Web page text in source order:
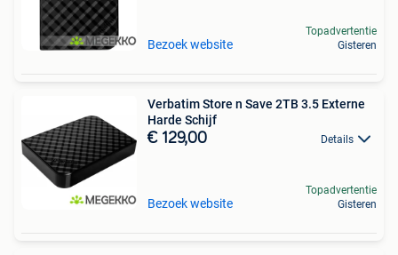
Bezoek website
Topadvertentie
Gisteren
Verbatim Store n Save 2TB 3.5 Externe
Harde Schijf
€ 129,00 Details
Bezoek website
Topadvertentie
Gisteren